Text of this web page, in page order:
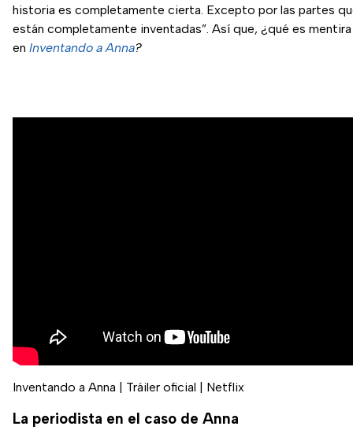
historia es completamente cierta. Excepto por las partes
están completamente inventadas”. Así que, ¿qué es mentira
en Inventando a Anna?
Inventando a Anna | Tráiler oficial | Netflix
La periodista en el caso de Anna